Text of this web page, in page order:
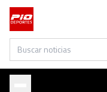
Buscar